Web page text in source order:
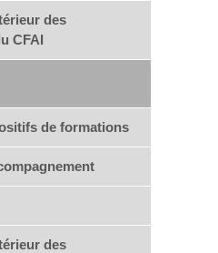
des
CFAI
de formations
des